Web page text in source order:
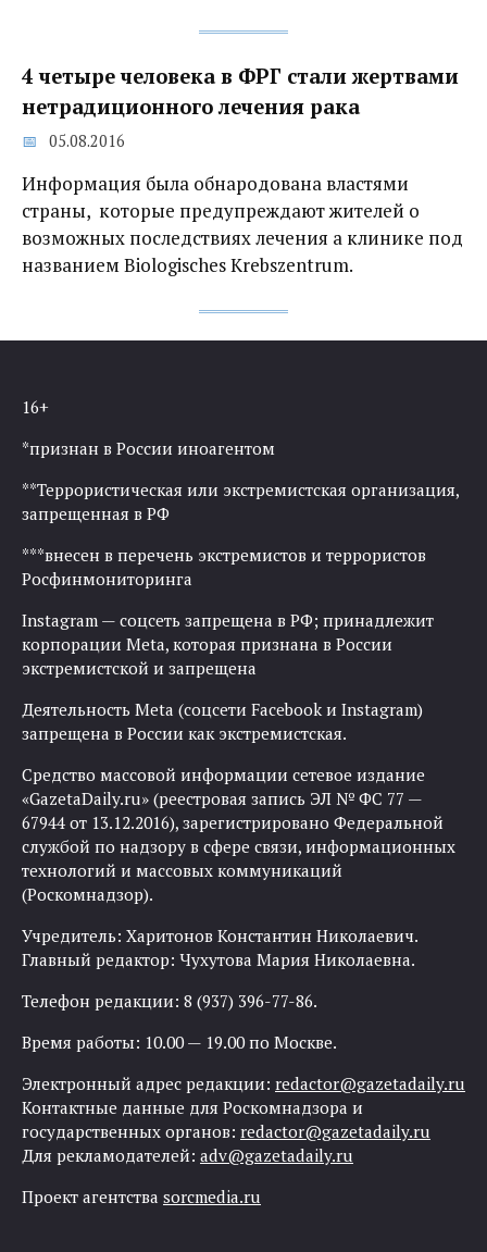
4 четыре человека в ФРГ стали жертвами
нетрадиционного лечения рака
05.08.2016
Информация была обнародована властями
страны, которые предупреждают жителей о
возможных последствиях лечения а клинике под
названием Biologisches Krebszentrum.
16+
*признан в России иноагентом
**Террористическая или экстремистская организация,
запрещенная в РФ
***внесен в перечень экстремистов и террористов
Росфинмониторинга
Instagram — соцсеть запрещена в РФ; принадлежит
корпорации Meta, которая признана в России
экстремистской и запрещена
Деятельность Meta (соцсети Facebook и Instagram)
запрещена в России как экстремистская.
Средство массовой информации сетевое издание
«GazetaDaily.ru» (реестровая запись ЭЛ № ФС 77 —
67944 от 13.12.2016), зарегистрировано Федеральной
службой по надзору в сфере связи, информационных
технологий и массовых коммуникаций
(Роскомнадзор).
Учредитель: Харитонов Константин Николаевич.
Главный редактор: Чухутова Мария Николаевна.
Телефон редакции: 8 (937) 396-77-86.
Время работы: 10.00 — 19.00 по Москве.
Электронный адрес редакции: redactor@gazetadaily.ru
Контактные данные для Роскомнадзора и
государственных органов: redactor@gazetadaily.ru
Для рекламодателей: adv@gazetadaily.ru
Проект агентства sorcmedia.ru